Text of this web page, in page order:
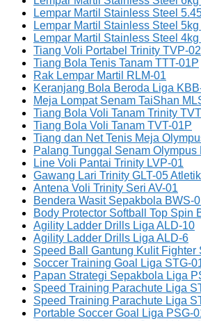
Lempar Martil Stainless Steel
Lempar Martil Stainless Steel
Lempar Martil Stainless Steel
Tiang Voli Portabel Trinity TVP-02
Tiang Bola Tenis Tanam TTT-01P
Rak Lempar Martil RLM-01
Keranjang Bola Beroda Liga
Meja Lompat Senam TaiShan
Tiang Bola Voli Tanam Trinity
Tiang Bola Voli Tanam TVT-01P
Tiang dan Net Tenis Meja
Palang Tunggal Senam Olympus
Line Voli Pantai Trinity LVP-01
Gawang Lari Trinity GLT-05 Atletik
Antena Voli Trinity Seri AV-01
Bendera Wasit Sepakbola BWS-
Body Protector Softball Top Spin
Agility Ladder Drills Liga ALD-10
Agility Ladder Drills Liga ALD-6
Speed Ball Gantung Kulit Fighter
Soccer Training Goal Liga STG-
Papan Strategi Sepakbola Liga
Speed Training Parachute Liga
Speed Training Parachute Liga
Portable Soccer Goal Liga PSG-